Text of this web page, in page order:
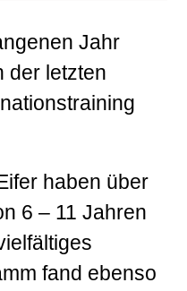
Jahr
der letzten
haben über
6 – 11 Jahren
fand ebenso